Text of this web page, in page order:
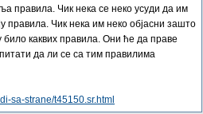
правила. Чик нека се неко усуди да им
правила. Чик нека им неко објасни зашто
каквих правила. Они ће да праве
да ли се са тим правилима
sa-strane/t45150.sr.html